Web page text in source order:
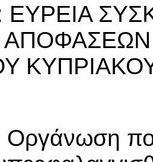
ΕΥΡΕΙΑ
ΑΠΟΦΑΣΕΩΝ
Οργάνωση